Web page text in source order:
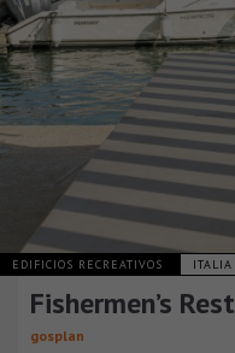
EDIFICIOS RECREATIVOS ITALIA
Fishermen’s Rest
gosplan